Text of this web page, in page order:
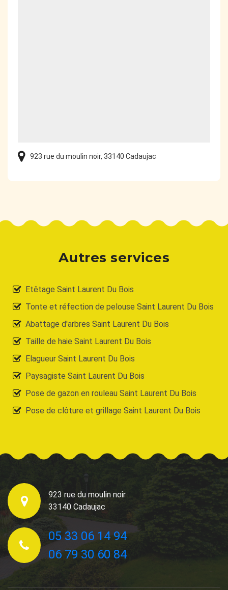
923 rue du moulin noir, 33140 Cadaujac
Autres services
Etêtage Saint Laurent Du Bois
Tonte et réfection de pelouse Saint Laurent Du Bois
Abattage d'arbres Saint Laurent Du Bois
Taille de haie Saint Laurent Du Bois
Elagueur Saint Laurent Du Bois
Paysagiste Saint Laurent Du Bois
Pose de gazon en rouleau Saint Laurent Du Bois
Pose de clôture et grillage Saint Laurent Du Bois
923 rue du moulin noir
33140 Cadaujac
05 33 06 14 94
06 79 30 60 84